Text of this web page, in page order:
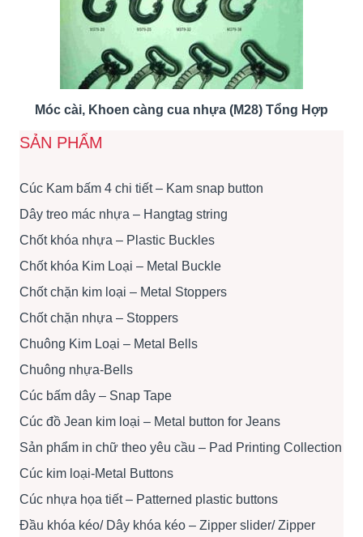
Móc cài, Khoen càng cua nhựa (M28) Tổng Hợp
SẢN PHẨM
Cúc Kam bấm 4 chi tiết – Kam snap button
Dây treo mác nhựa – Hangtag string
Chốt khóa nhựa – Plastic Buckles
Chốt khóa Kim Loại – Metal Buckle
Chốt chặn kim loại – Metal Stoppers
Chốt chặn nhựa – Stoppers
Chuông Kim Loại – Metal Bells
Chuông nhựa-Bells
Cúc bấm dây – Snap Tape
Cúc đồ Jean kim loại – Metal button for Jeans
Sản phẩm in chữ theo yêu cầu – Pad Printing Collection
Cúc kim loại-Metal Buttons
Cúc nhựa họa tiết – Patterned plastic buttons
Đầu khóa kéo/ Dây khóa kéo – Zipper slider/ Zipper